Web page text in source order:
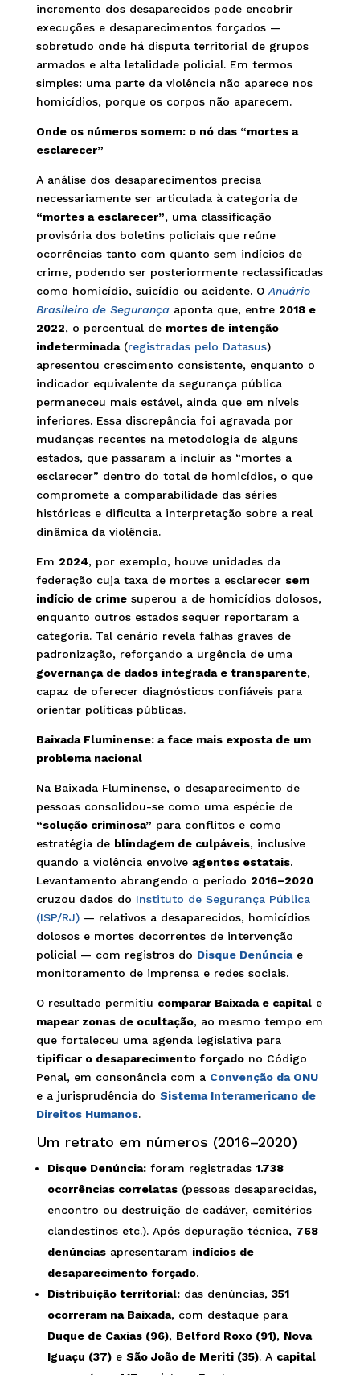
incremento dos desaparecidos pode encobrir
execuções e desaparecimentos forçados —
sobretudo onde há disputa territorial de grupos
armados e alta letalidade policial. Em termos
simples: uma parte da violência não aparece nos
homicídios, porque os corpos não aparecem.
Onde os números somem: o nó das “mortes a
esclarecer”
A análise dos desaparecimentos precisa
necessariamente ser articulada à categoria de
“mortes a esclarecer”, uma classificação
provisória dos boletins policiais que reúne
ocorrências tanto com quanto sem indícios de
crime, podendo ser posteriormente reclassificadas
como homicídio, suicídio ou acidente. OAnuário
Brasileiro de Segurançaaponta que, entre 2018 e
2022, o percentual de mortes de intenção
indeterminada(registradas pelo Datasus)
apresentou crescimento consistente, enquanto o
indicador equivalente da segurança pública
permaneceu mais estável, ainda que em níveis
inferiores. Essa discrepância foi agravada por
mudanças recentes na metodologia de alguns
estados, que passaram a incluir as “mortes a
esclarecer” dentro do total de homicídios, o que
compromete a comparabilidade das séries
históricas e dificulta a interpretação sobre a real
dinâmica da violência.
Em 2024, por exemplo, houve unidades da
federação cuja taxa de mortes a esclarecer sem
indício de crimesuperou a de homicídios dolosos,
enquanto outros estados sequer reportaram a
categoria. Tal cenário revela falhas graves de
padronização, reforçando a urgência de uma
governança de dados integrada e transparente,
capaz de oferecer diagnósticos confiáveis para
orientar políticas públicas.
Baixada Fluminense: a face mais exposta de um
problema nacional
Na Baixada Fluminense, o desaparecimento de
pessoas consolidou-se como uma espécie de
“solução criminosa” para conflitos e como
estratégia de blindagem de culpáveis, inclusive
quando a violência envolve agentes estatais.
Levantamento abrangendo o período 2016–2020
cruzou dados do Instituto de Segurança Pública
(ISP/RJ)— relativos a desaparecidos, homicídios
dolosos e mortes decorrentes de intervenção
policial — com registros do Disque Denúnciae
monitoramento de imprensa e redes sociais.
O resultado permitiu comparar Baixada e capitale
mapear zonas de ocultação, ao mesmo tempo em
que fortaleceu uma agenda legislativa para
tipificar o desaparecimento forçadono Código
Penal, em consonância com a Convenção da ONU
e a jurisprudência do Sistema Interamericano de
Direitos Humanos.
Um retrato em números (2016–2020)
Disque Denúncia:foram registradas 1.738
ocorrências correlatas(pessoas desaparecidas,
encontro ou destruição de cadáver, cemitérios
clandestinos etc.). Após depuração técnica, 768
denúnciasapresentaram indícios de
desaparecimento forçado.
Distribuição territorial:das denúncias, 351
ocorreram na Baixada, com destaque para
Duque de Caxias (96), Belford Roxo (91), Nova
Iguaçu (37)e São João de Meriti (35). A capital